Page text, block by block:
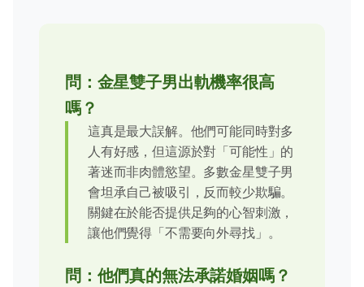
問：金星雙子男出軌機率很高
嗎？
這真是最大誤解。他們可能同時對多
人有好感，但這源於對「可能性」的
著迷而非肉體慾望。多數金星雙子男
會坦承自己被吸引，反而較少欺騙。
關鍵在於能否提供足夠的心智刺激，
讓他們覺得「不需要向外尋找」。
問：他們真的無法承諾婚姻嗎？